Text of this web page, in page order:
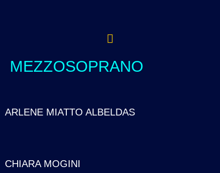
MEZZOSOPRANO
ARLENE MIATTO ALBELDAS
CHIARA MOGINI